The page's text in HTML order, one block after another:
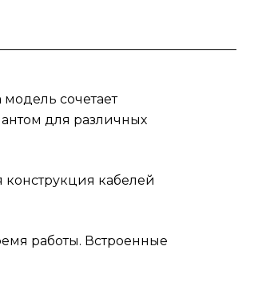
сочетает
для различных
кабелей
работы. Встроенные